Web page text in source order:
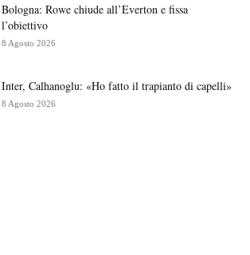
Bologna: Rowe chiude all’Everton e fissa
l’obiettivo
8 Agosto 2026
Inter, Calhanoglu: «Ho fatto il trapianto di capelli»
8 Agosto 2026